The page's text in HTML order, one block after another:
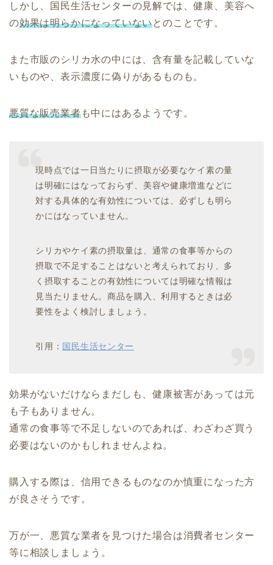
しかし、国民生活センターの見解では、健康、美容へ
の効果は明らかになっていないとのことです。
また市販のシリカ水の中には、含有量を記載していな
いものや、表示濃度に偽りがあるものも。
悪質な販売業者も中にはあるようです。
現時点では一日当たりに摂取が必要なケイ素の量
は明確にはなっておらず、美容や健康増進などに
対する具体的な有効性については、必ずしも明ら
かにはなっていません。
シリカやケイ素の摂取量は、通常の食事等からの
摂取で不足することはないと考えられており、多
く摂取することの有効性については明確な情報は
見当たりません。商品を購入、利用するときは必
要性をよく検討しましょう。
引用： 国民生活センター
効果がないだけならまだしも、健康被害があっては元
も子もありません。
通常の食事等で不足しないのであれば、わざわざ買う
必要はないのかもしれませんよね。
購入する際は、信用できるものなのか慎重になった方
が良さそうです。
万が一、悪質な業者を見つけた場合は消費者センター
等に相談しましょう。